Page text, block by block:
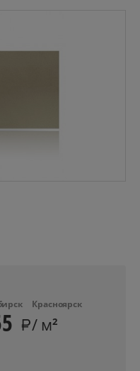
Красноярск
/ м2